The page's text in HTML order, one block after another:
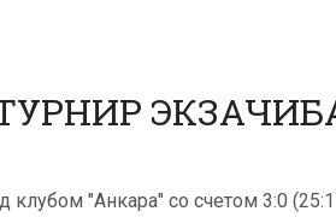
"Анкара" со счетом 3:0